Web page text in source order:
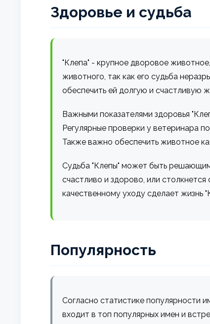
Здоровье и судьба
"Клепа" - крупное дворовое
животного, так как его судьба
обеспечить ей долгую и счастливую
Важными показателями здоровья
Регулярные проверки у ветеринара
Также важно обеспечить животное
Судьба "Клепы" может быть
счастливо и здорово, или
качественному уходу сделает жизнь
Популярность
Согласно статистике популярности
входит в топ популярных имен и